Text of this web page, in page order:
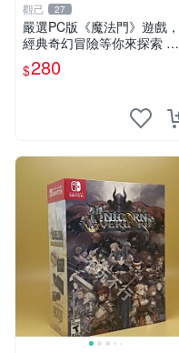
觀己 27
嚴選PC版《魔法門》遊戲，
經典奇幻冒險等你來探索 游
戲、電競、冒險
$280